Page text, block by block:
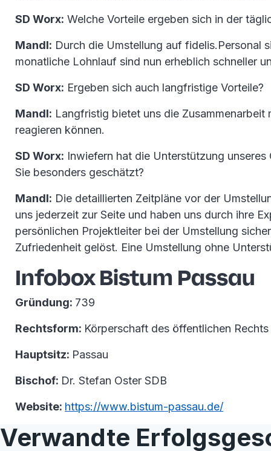
SD Worx: Welche Vorteile ergeben sich in der
Mandl: Durch die Umstellung auf fidelis.Personal
monatliche Lohnlauf sind nun erheblich schneller
SD Worx: Ergeben sich auch langfristige Vorteile?
Mandl: Langfristig bietet uns die
reagieren können.
SD Worx: Inwiefern hat die Unterstützung
Sie besonders geschätzt?
Mandl: Die detaillierten Zeitpläne vor der
uns jederzeit zur Seite und haben uns durch ihre
persönlichen Projektleiter bei der Umstellung
Zufriedenheit gelöst. Eine Umstellung ohne
Infobox Bistum Passau
Gründung: 739
Rechtsform: Körperschaft des öffentlichen Rechts
Hauptsitz: Passau
Bischof: Dr. Stefan Oster SDB
Website: https://www.bistum-passau.de/
Verwandte